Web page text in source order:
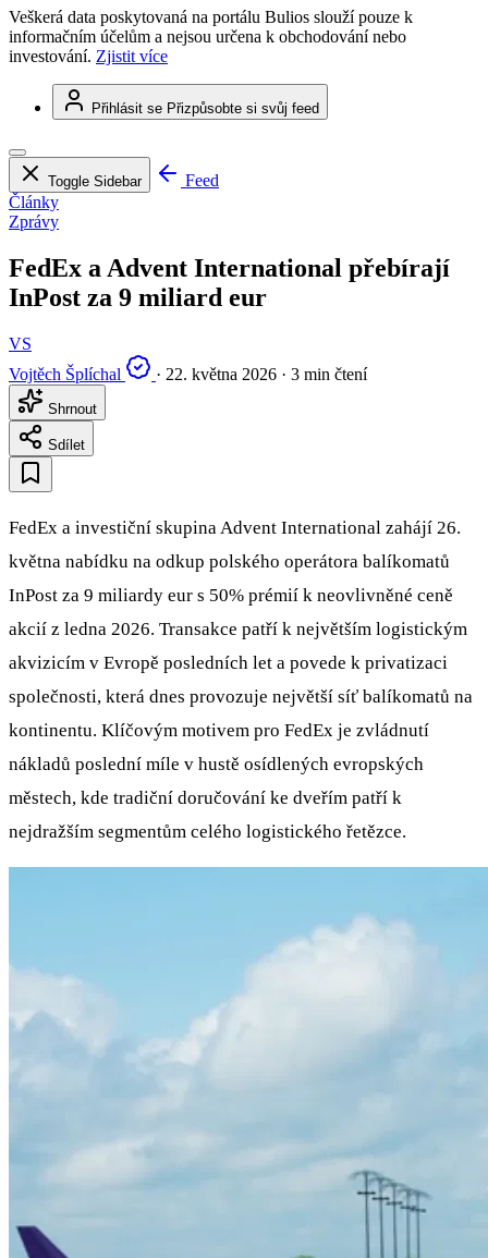
Veškerá data poskytovaná na portálu Bulios slouží pouze k
informačním účelům a nejsou určena k obchodování nebo
investování. Zjistit více
Přihlásit se Přizpůsobte si svůj feed
Toggle Sidebar
Feed
Články
Zprávy
FedEx a Advent International přebírají
InPost za 9 miliard eur
VS
Vojtěch Šplíchal
· 22. května 2026 · 3 min čtení
Shrnout
Sdílet
FedEx a investiční skupina Advent International zahájí 26.
května nabídku na odkup polského operátora balíkomatů
InPost za 9 miliardy eur s 50% prémií k neovlivněné ceně
akcií z ledna 2026. Transakce patří k největším logistickým
akvizicím v Evropě posledních let a povede k privatizaci
společnosti, která dnes provozuje největší síť balíkomatů na
kontinentu. Klíčovým motivem pro FedEx je zvládnutí
nákladů poslední míle v hustě osídlených evropských
městech, kde tradiční doručování ke dveřím patří k
nejdražším segmentům celého logistického řetězce.